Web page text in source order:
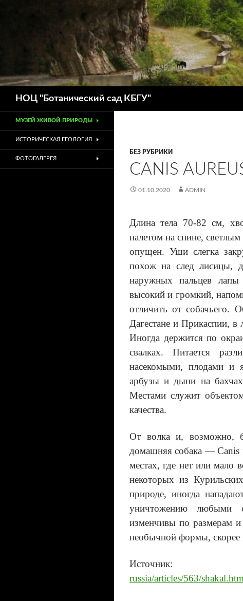
НОЦ "Ботанический сад КБГУ"
БЕЗ РУБРИКИ
CANIS
01.10.2020 ADMIN
Длина тела 70-82 см,
налетом на спине,
опущен. Уши слегка
похож на след лисицы,
наружных пальцев
высокий и громкий,
отличить от собачьего.
Дагестане и Прикаспии, в
Иногда держится по
свалках. Питается
насекомыми, плодами и
арбузы и дыни на
Местами служит
качества.
От волка и, возможно,
домашняя собака — Canis
местах, где нет или мало
некоторых из
природе, иногда
уничтожению любыми
изменчивы по размерам и
необычной формы, скорее
russia/articles/563/shakal.htm
МУЗЕЙ ЖИВОЙ ПРИРОДЫ
ИСТОРИЧЕСКАЯ ГЕОЛОГИЯ
ФОТОГАЛЕРЕЯ